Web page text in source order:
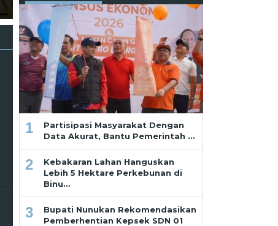
Nunukan
Saf Paling Belakang
1
Partisipasi Masyarakat Dengan
Data Akurat, Bantu Pemerintah …
2
Kebakaran Lahan Hanguskan
Lebih 5 Hektare Perkebunan di
Binu…
3
Bupati Nunukan Rekomendasikan
Pemberhentian Kepsek SDN 01